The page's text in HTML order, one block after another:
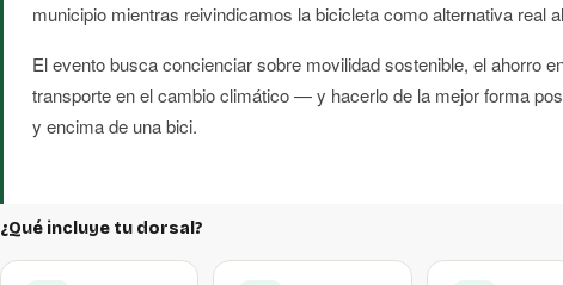
municipio mientras reivindicamos la bicicleta como alternativa real
El evento busca concienciar sobre movilidad sostenible, el ahorro
transporte en el cambio climático — y hacerlo de la mejor forma
y encima de una bici.
¿Qué incluye tu dorsal?